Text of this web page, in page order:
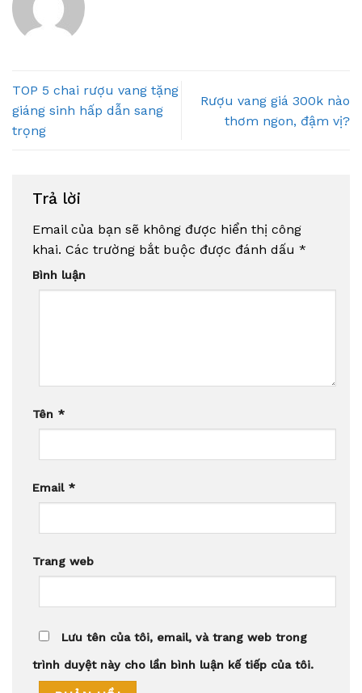
TOP 5 chai rượu vang tặng
giáng sinh hấp dẫn sang
trọng
Rượu vang giá 300k nào
thơm ngon, đậm vị?
Trả lời
Email của bạn sẽ không được hiển thị công
khai. Các trường bắt buộc được đánh dấu *
Bình luận
Tên *
Email *
Trang web
Lưu tên của tôi, email, và trang web trong
trình duyệt này cho lần bình luận kế tiếp của tôi.